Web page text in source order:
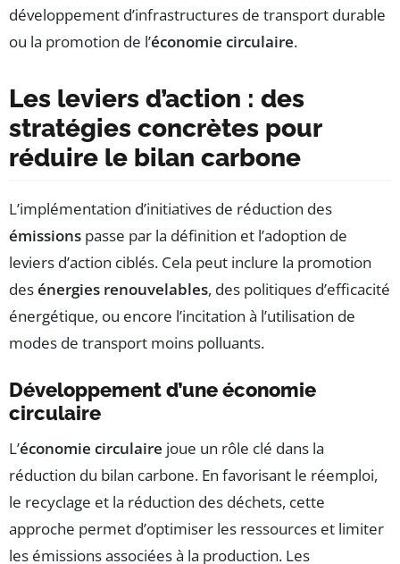
développement d’infrastructures de transport durable
ou la promotion de l’économie circulaire.
Les leviers d’action : des
stratégies concrètes pour
réduire le bilan carbone
L’implémentation d’initiatives de réduction des
émissions passe par la définition et l’adoption de
leviers d’action ciblés. Cela peut inclure la promotion
desénergies renouvelables, des politiques d’efficacité
énergétique, ou encore l’incitation à l’utilisation de
modes de transport moins polluants.
Développement d’une économie
circulaire
L’économie circulaire joue un rôle clé dans la
réduction du bilan carbone. En favorisant le réemploi,
le recyclage et la réduction des déchets, cette
approche permet d’optimiser les ressources et limiter
les émissions associées à la production. Les